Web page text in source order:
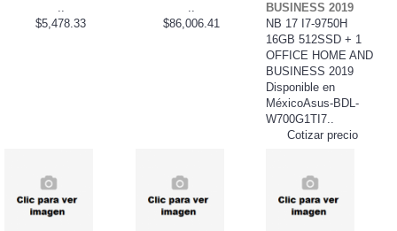
..
$5,478.33
..
$86,006.41
BUSINESS 2019
NB 17 I7-9750H
16GB 512SSD + 1
OFFICE HOME AND
BUSINESS 2019
Disponible en
MéxicoAsus-BDL-
W700G1TI7..
Cotizar precio